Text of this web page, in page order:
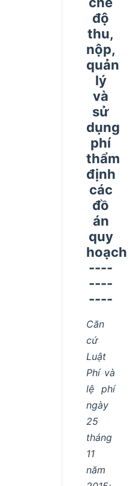
độ
thu,
nộp,
quản
lý
và
sử
dụng
phí
thẩm
định
các
đồ
án
quy
hoạch
----
----
----
Căn
cứ
Luật
Phí và
lệ phí
ngày
25
tháng
11
năm